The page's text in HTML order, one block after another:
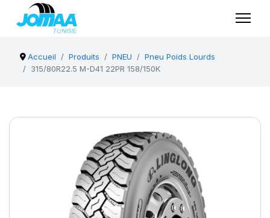
Accueil Produits PNEU
Pneu Poids Lourds
315/80R22.5 M-D41 22PR 158/150K